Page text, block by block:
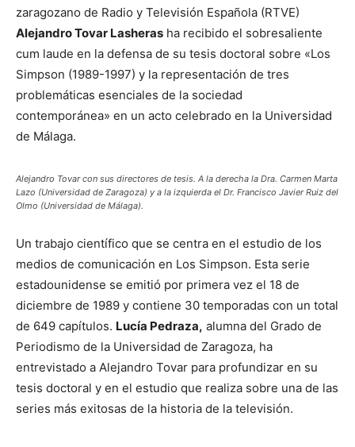
zaragozano de Radio y Televisión Española (RTVE)
Alejandro Tovar Lasheras ha recibido el sobresaliente
cum laude en la defensa de su tesis doctoral sobre «Los
Simpson (1989-1997) y la representación de tres
problemáticas esenciales de la sociedad
contemporánea» en un acto celebrado en la Universidad
de Málaga.
Alejandro Tovar con sus directores de tesis. A la derecha la Dra. Carmen Marta
Lazo (Universidad de Zaragoza) y a la izquierda el Dr. Francisco Javier Ruiz del
Olmo (Universidad de Málaga).
Un trabajo científico que se centra en el estudio de los
medios de comunicación en Los Simpson. Esta serie
estadounidense se emitió por primera vez el 18 de
diciembre de 1989 y contiene 30 temporadas con un total
de 649 capítulos. Lucía Pedraza, alumna del Grado de
Periodismo de la Universidad de Zaragoza, ha
entrevistado a Alejandro Tovar para profundizar en su
tesis doctoral y en el estudio que realiza sobre una de las
series más exitosas de la historia de la televisión.